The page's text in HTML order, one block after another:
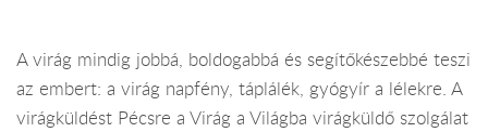
A virág mindig jobbá, boldogabbá és segítőkészebbé teszi
az embert: a virág napfény, táplálék, gyógyír a lélekre. A
virágküldést Pécsre a Virág a Világba virágküldő szolgálat